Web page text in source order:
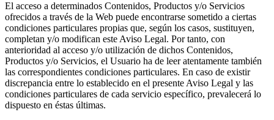
El acceso a determinados Contenidos, Productos y/o Servicios
ofrecidos a través de la Web puede encontrarse sometido a ciertas
condiciones particulares propias que, según los casos, sustituyen,
completan y/o modifican este Aviso Legal. Por tanto, con
anterioridad al acceso y/o utilización de dichos Contenidos,
Productos y/o Servicios, el Usuario ha de leer atentamente también
las correspondientes condiciones particulares. En caso de existir
discrepancia entre lo establecido en el presente Aviso Legal y las
condiciones particulares de cada servicio específico, prevalecerá lo
dispuesto en éstas últimas.